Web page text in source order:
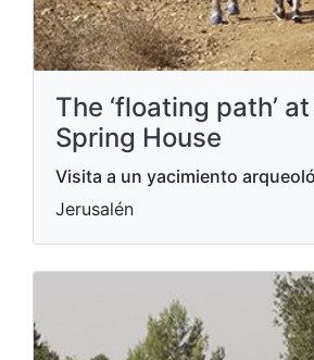
The ‘floating path’
Spring House
Visita a un yacimiento
Jerusalén